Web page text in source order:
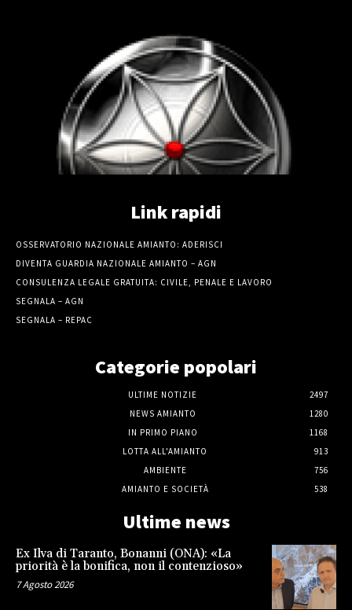
Link rapidi
OSSERVATORIO NAZIONALE AMIANTO: ADERISCI
DIVENTA GUARDIA NAZIONALE AMIANTO – AGN
CONSULENZA LEGALE GRATUITA: CIVILE, PENALE E LAVORO
SEGNALA – AGN
SEGNALA – REPAC
Categorie popolari
ULTIME NOTIZIE
2497
NEWS AMIANTO
1280
IN PRIMO PIANO
1168
LOTTA ALL'AMIANTO
913
AMBIENTE
756
AMIANTO E SOCIETÀ
538
Ultime news
Ex Ilva di Taranto, Bonanni (ONA): «La
priorità è la bonifica, non il contenzioso»
7 Agosto 2026